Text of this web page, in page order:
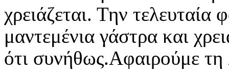
χρειάζεται. Την
μαντεμένια γάστρα και
ότι συνήθως.Αφαιρούμε τη